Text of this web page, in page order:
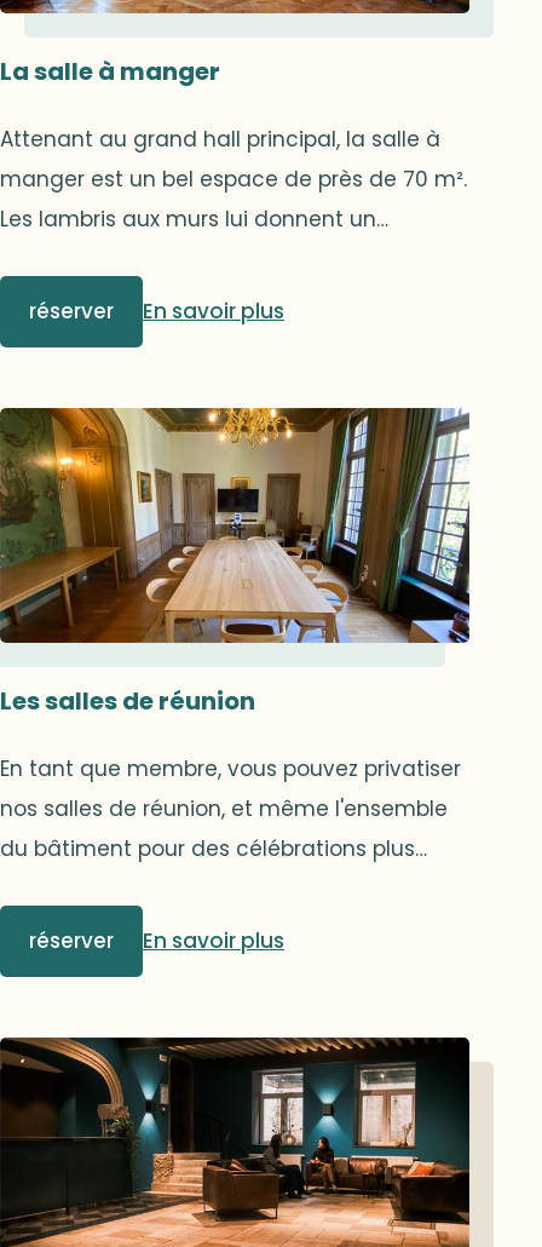
La salle à manger
Attenant au grand hall principal, la salle à
manger est un bel espace de près de 70 m².
Les lambris aux murs lui donnent un
discrète permet l’accès au traiteur de
pouvoir servir l’ensemble des invités sans
réserver En savoir plus
Les salles de réunion
En tant que membre, vous pouvez privatiser
nos salles de réunion, et même l'ensemble
du bâtiment pour des célébrations plus
vous aidera à transformer les moindres
détails en une expérience vraiment
réserver En savoir plus